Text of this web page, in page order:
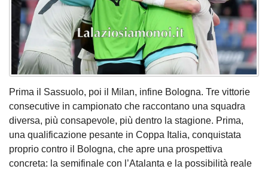
Prima il Sassuolo, poi il Milan, infine Bologna. Tre vittorie
consecutive in campionato che raccontano una squadra
diversa, più consapevole, più dentro la stagione. Prima,
una qualificazione pesante in Coppa Italia, conquistata
proprio contro il Bologna, che apre una prospettiva
concreta: la semifinale con l’Atalanta e la possibilità reale